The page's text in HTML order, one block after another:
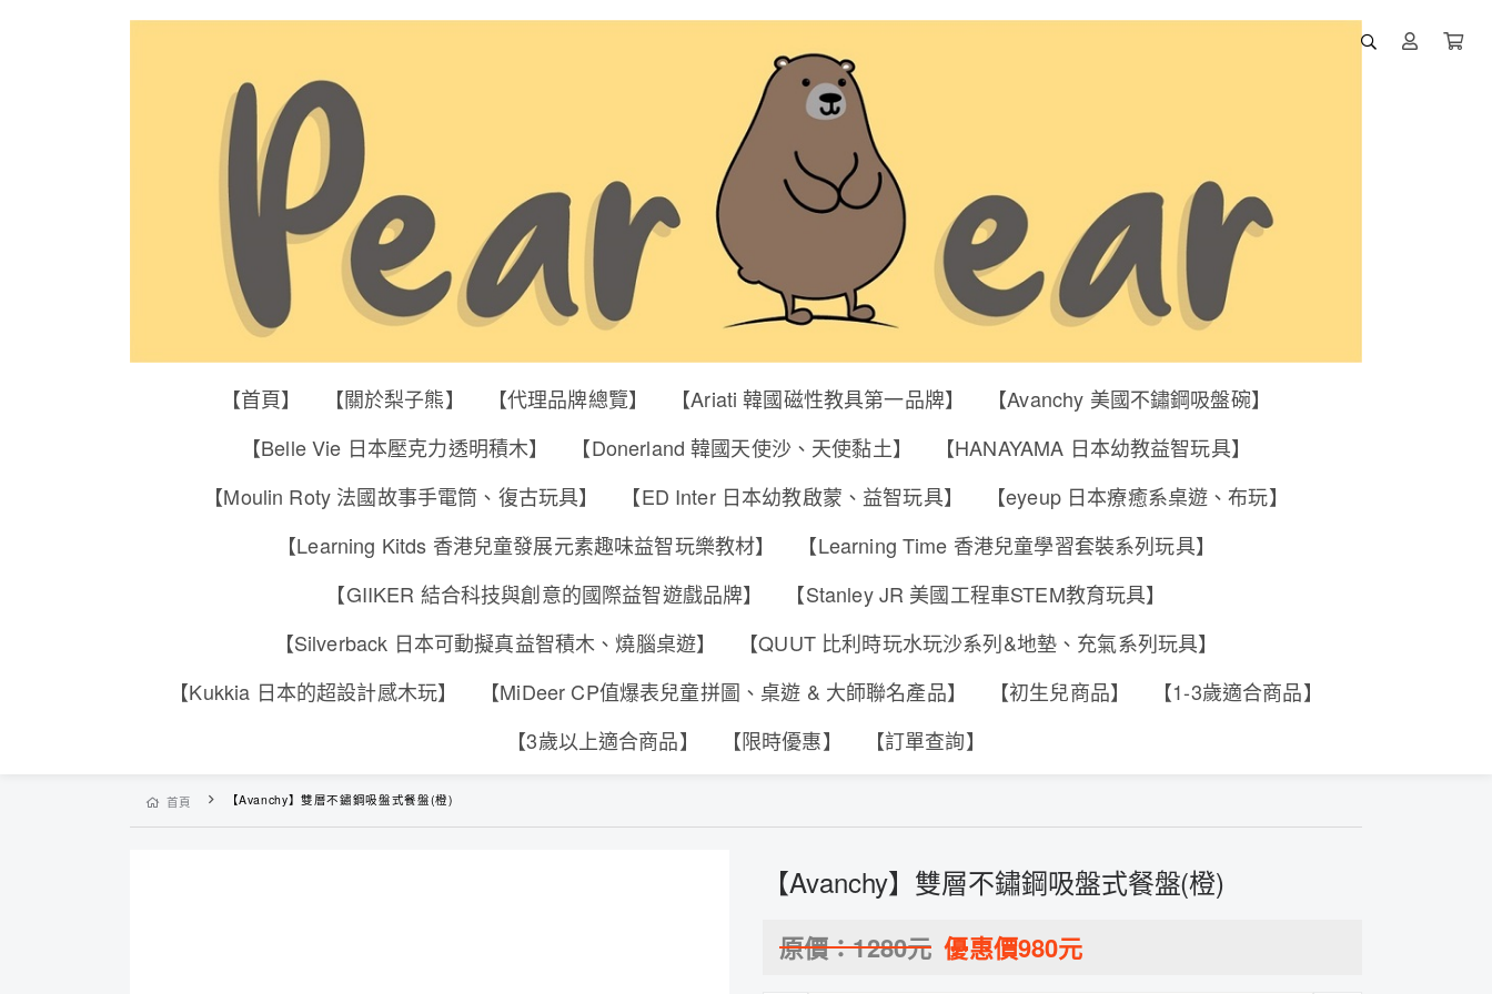
【首頁】 【關於梨子熊】 【代理品牌總覽】 【Ariati 韓國磁性教具第一品牌】
【Avanchy 美國不鏽鋼吸盤碗】
【Belle Vie 日本壓克力透明積木】
【Donerland 韓國天使沙、天使黏土】
【HANAYAMA 日本幼教益智玩具】
【Moulin Roty 法國故事手電筒、復古玩具】
【ED Inter 日本幼教啟蒙、益智玩具】
【eyeup 日本療癒系桌遊、布玩】
【Learning Kitds 香港兒童發展元素趣味益智玩樂教材】
【Learning Time 香港兒童學習套裝系列玩具】
【GIIKER 結合科技與創意的國際益智遊戲品牌】
【Stanley JR 美國工程車STEM教育玩具】
【Silverback 日本可動擬真益智積木、燒腦桌遊】
【QUUT 比利時玩水玩沙系列&地墊、充氣系列玩具】
【Kukkia 日本的超設計感木玩】
【MiDeer CP值爆表兒童拼圖、桌遊 & 大師聯名產品】 【初生兒商品】
【1-3歲適合商品】
【3歲以上適合商品】
【限時優惠】 【訂單查詢】
首頁 【Avanchy】雙層不鏽鋼吸盤式餐盤(橙)
【Avanchy】雙層不鏽鋼吸盤式餐盤(橙)
原價：1280元 優惠價980元